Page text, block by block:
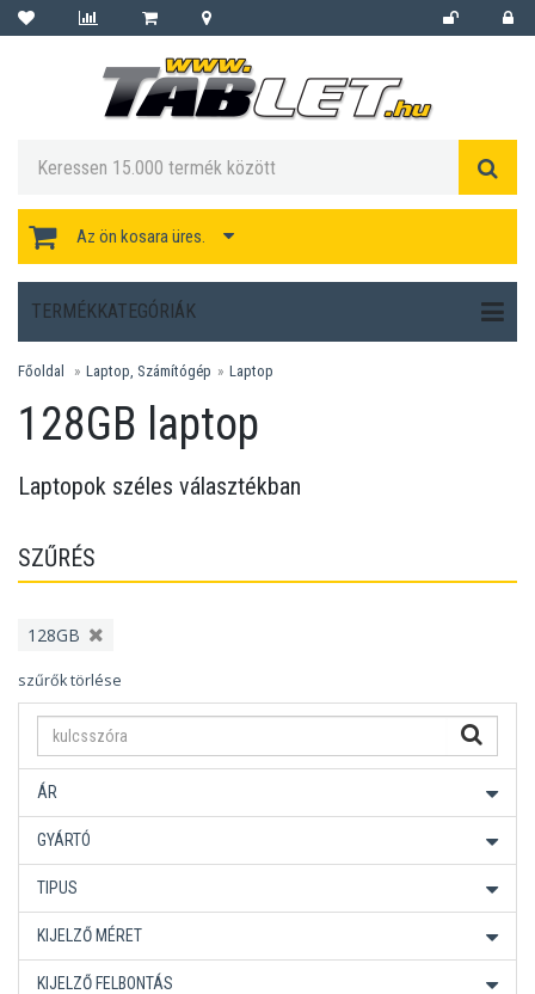
Az ön kosara üres.
TERMÉKKATEGÓRIÁK
Főoldal Laptop, Számítógép Laptop
128GB laptop
Laptopok széles választékban
SZŰRÉS
128GB
szűrők törlése
ÁR
GYÁRTÓ
TIPUS
KIJELZŐ MÉRET
KIJELZŐ FELBONTÁS